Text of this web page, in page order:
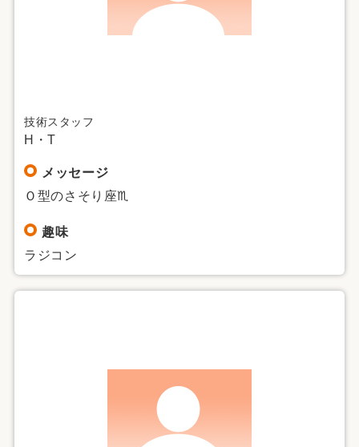
技術スタッフ
H・T
メッセージ
Ｏ型のさそり座♏
趣味
ラジコン